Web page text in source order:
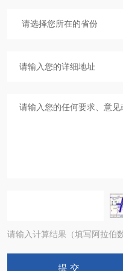
请输入计算结果（填写阿拉伯